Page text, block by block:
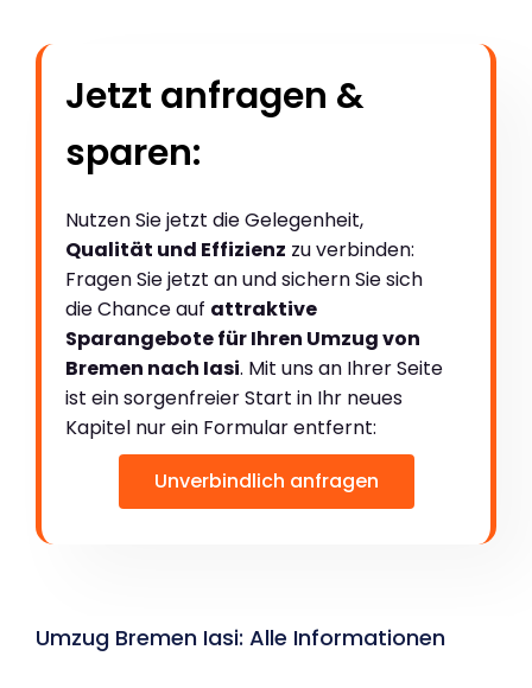
Jetzt anfragen &
sparen:
Nutzen Sie jetzt die Gelegenheit,
Qualität und Effizienz zu verbinden:
Fragen Sie jetzt an und sichern Sie sich
die Chance auf attraktive
Sparangebote für Ihren Umzug von
Bremen nach Iasi. Mit uns an Ihrer Seite
ist ein sorgenfreier Start in Ihr neues
Kapitel nur ein Formular entfernt:
Unverbindlich anfragen
Umzug Bremen Iasi: Alle Informationen